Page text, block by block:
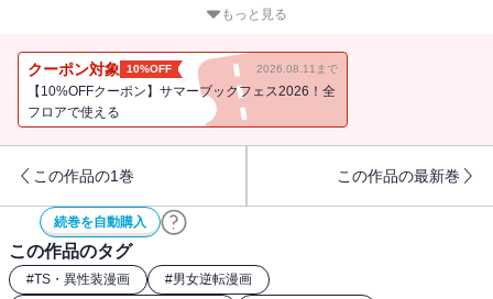
に対決。そして第９話～第11話では、和風男溺泉を手に入れるた
もっと見る
クーポン対象 10%OFF 2026.08.11まで
【10%OFFクーポン】サマーブックフェス2026！全
フロアで使える
この作品の1巻 この作品の最新巻
続巻を自動購入
この作品のタグ
#TS・異性装漫画 #男女逆転漫画